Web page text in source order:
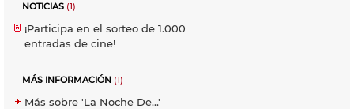
NOTICIAS (1)
¡Participa en el sorteo de 1.000
entradas de cine!
MÁS INFORMACIÓN (1)
Más sobre 'La Noche De...'